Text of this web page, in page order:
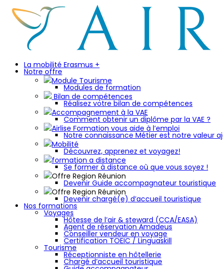
La mobilité Erasmus +
Notre offre
Module Tourisme
Modules de formation
Bilan de compétences
Réalisez votre bilan de compétences
Accompagnement à la VAE
Comment obtenir un diplôme par la VAE ?
Airlise Formation vous aide à l’emploi
Notre connaissance Métier est notre valeur
Mobilité
Découvrez, apprenez et voyagez!
formation a distance
Se former à distance où que vous soyez !
Offre Region Réunion
Devenir Guide accompagnateur touristique
Offre Region Réunion
Devenir chargé(e) d’accueil touristique
Nos formations
Voyages
Hôtesse de l’air & steward (CCA/EASA)
Agent de réservation Amadeus
Conseiller vendeur en voyage
Certification TOEIC / Linguaskill
Tourisme
Réceptionniste en hôtellerie
Chargé d’accueil touristique